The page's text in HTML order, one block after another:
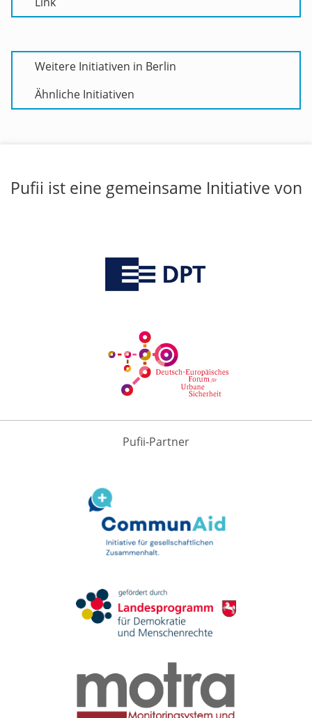
Weitere Initiativen in Berlin
Ähnliche Initiativen
Pufii ist eine gemeinsame Initiative von
Pufii-Partner